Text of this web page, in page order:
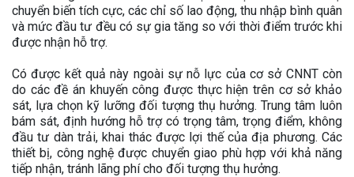
chuyển biến tích cực, các chỉ số lao động, thu nhập bình quân
và mức đầu tư đều có sự gia tăng so với thời điểm trước khi
được nhận hỗ trợ.
Có được kết quả này ngoài sự nỗ lực của cơ sở CNNT còn
do các đề án khuyến công được thực hiện trên cơ sở khảo
sát, lựa chọn kỹ lưỡng đối tượng thụ hưởng. Trung tâm luôn
bám sát, định hướng hỗ trợ có trọng tâm, trọng điểm, không
đầu tư dàn trải, khai thác được lợi thế của địa phương. Các
thiết bị, công nghệ được chuyển giao phù hợp với khả năng
tiếp nhận, tránh lãng phí cho đối tượng thụ hưởng.